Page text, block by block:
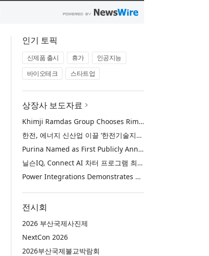
인기 토픽
신제품 출시 휴가
인공지능
바이오테크
스타트업
상장사 보도자료
Khimji Ramdas Group Chooses Rimini Street to Reduce SAP Support Costs, Protect 700+ Customizations and Reinvest Savings in Innovation
한전, 에너지 신산업 이끌 ‘한전기술지주’ 공식 출범
Purina Named as First Publicly Announced NIQ ConnectAI Charter Client
닐슨IQ, Connect AI 차터 프로그램 최초 고객사 ‘퓨리나’ 선정
Power Integrations Demonstrates World’s First 2200 V GaN Technology for Next-Era High-Voltage Power Systems
전시회
2026 부산국제사진제
NextCon 2026
2026부산국제불교박람회